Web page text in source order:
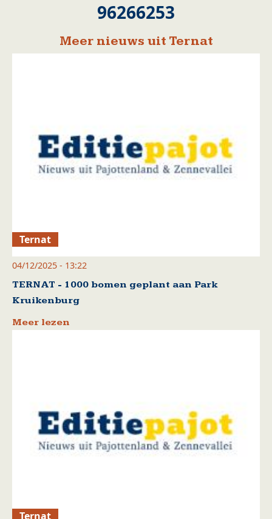
96266253
Meer nieuws uit Ternat
Ternat
04/12/2025 - 13:22
TERNAT - 1000 bomen geplant aan Park
Kruikenburg
Meer lezen
Ternat